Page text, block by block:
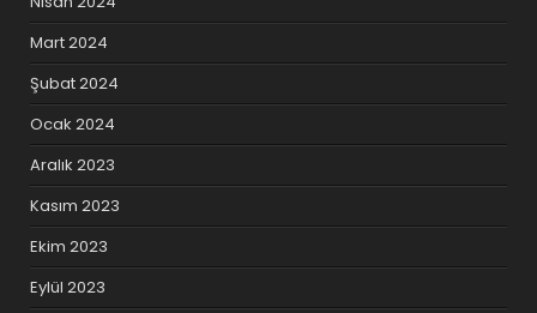
Mart 2024
Şubat 2024
Ocak 2024
Aralık 2023
Kasım 2023
Ekim 2023
Eylül 2023